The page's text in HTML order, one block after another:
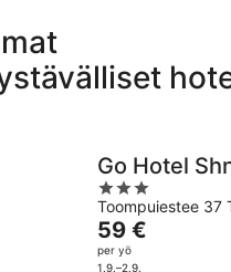
eli
9.8.
Go Hotel
3
out
of
5
Toompuiestee 37
Hinta
on
59 €
per yö
1.9.–2.9.